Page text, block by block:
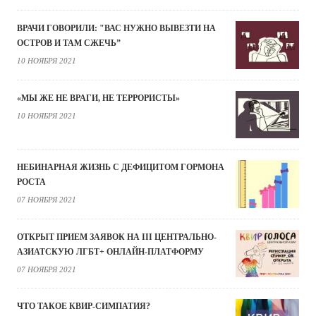
ВРАЧИ ГОВОРИЛИ: "ВАС НУЖНО ВЫВЕЗТИ НА
ОСТРОВ И ТАМ СЖЕЧЬ”
10 НОЯБРЯ 2021
«МЫ ЖЕ НЕ ВРАГИ, НЕ ТЕРРОРИСТЫ»
10 НОЯБРЯ 2021
НЕБИНАРНАЯ ЖИЗНЬ С ДЕФИЦИТОМ ГОРМОНА
РОСТА
07 НОЯБРЯ 2021
ОТКРЫТ ПРИЕМ ЗАЯВОК НА III ЦЕНТРАЛЬНО-
АЗИАТСКУЮ ЛГБТ+ ОНЛАЙН-ПЛАТФОРМУ
07 НОЯБРЯ 2021
ЧТО ТАКОЕ КВИР-СИМПАТИЯ?